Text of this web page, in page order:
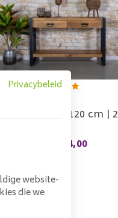
Sidetable Brev 120 cm | 2
234,00
Privacybeleid
website-
die we